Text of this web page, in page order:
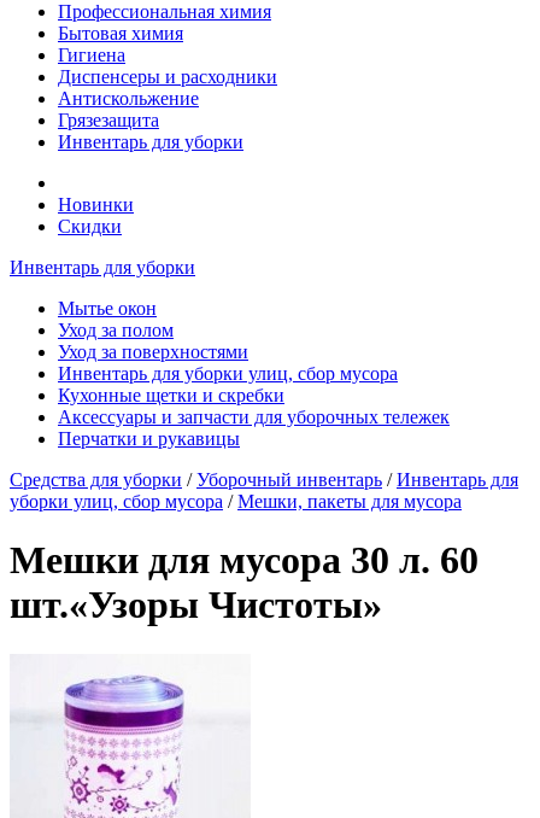
Профессиональная химия
Бытовая химия
Гигиена
Диспенсеры и расходники
Антискольжение
Грязезащита
Инвентарь для уборки
Новинки
Скидки
Инвентарь для уборки
Мытье окон
Уход за полом
Уход за поверхностями
Инвентарь для уборки улиц, сбор мусора
Кухонные щетки и скребки
Аксессуары и запчасти для уборочных тележек
Перчатки и рукавицы
Средства для уборки /Уборочный инвентарь /Инвентарь для
уборки улиц, сбор мусора /Мешки, пакеты для мусора
Мешки для мусора 30 л. 60
шт.«Узоры Чистоты»